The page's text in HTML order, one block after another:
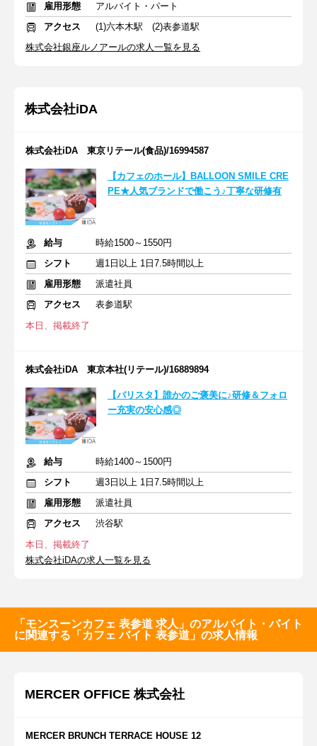
雇用形態
アルバイト・パート
アクセス
(1)六本木駅 (2)表参道駅
株式会社銀座ルノアールの求人一覧を見る
株式会社iDA
株式会社iDA 東京リテール(食品)/16994587
【カフェのホール】BALLOON SMILE CRE
PE★人気ブランドで働こう♪丁寧な研修有
給与
時給1500～1550円
シフト
週1日以上 1日7.5時間以上
雇用形態
派遣社員
アクセス
表参道駅
本日、掲載終了
株式会社iDA 東京本社(リテール)/16889894
【バリスタ】誰かのご褒美に♪研修＆フォロ
ー充実の安心感◎
給与
時給1400～1500円
シフト
週3日以上 1日7.5時間以上
雇用形態
派遣社員
アクセス
渋谷駅
本日、掲載終了
株式会社iDAの求人一覧を見る
「モンスーンカフェ 表参道 求人」のアルバイト・バイト
に関連する「カフェ バイト 表参道」の求人情報
MERCER OFFICE 株式会社
MERCER BRUNCH TERRACE HOUSE 12